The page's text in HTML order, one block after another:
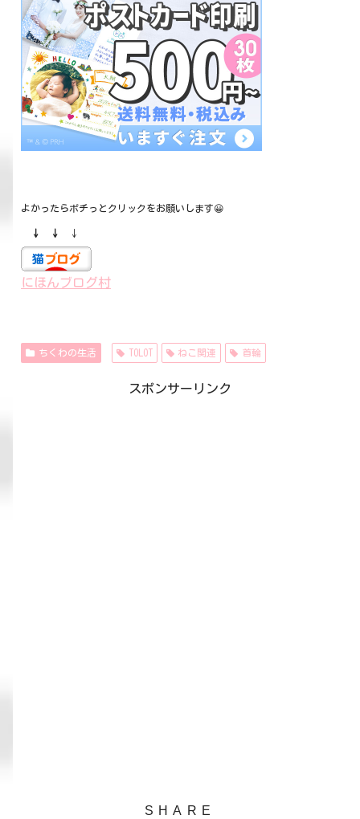
よかったらポチっとクリックをお願いします😀
↓ ↓ ↓
にほんブログ村
ちくわの生活 TOLOT ねこ関連 首輪
スポンサーリンク